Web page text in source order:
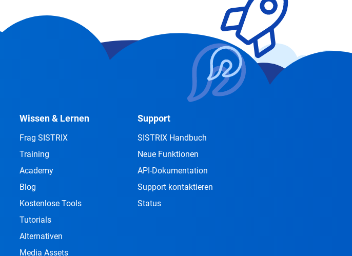
Wissen & Lernen
Frag SISTRIX
Training
Academy
Blog
Kostenlose Tools
Tutorials
Alternativen
Media Assets
Support
SISTRIX Handbuch
Neue Funktionen
API-Dokumentation
Support kontaktieren
Status